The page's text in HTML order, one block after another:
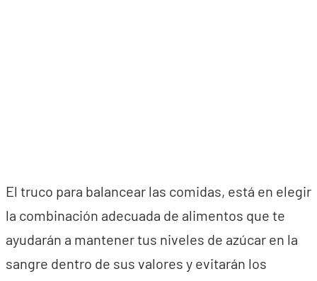
El truco para balancear las comidas, está en elegir
la combinación adecuada de alimentos que te
ayudarán a mantener tus niveles de azúcar en la
sangre dentro de sus valores y evitarán los